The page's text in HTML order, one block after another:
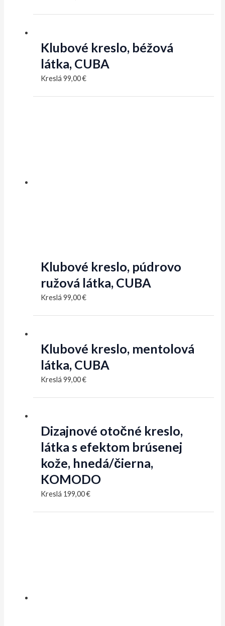
Klubové kreslo, béžová
látka, CUBA
Kreslá 99,00€
Klubové kreslo, púdrovo
ružová látka, CUBA
Kreslá 99,00€
Klubové kreslo, mentolová
látka, CUBA
Kreslá 99,00€
Dizajnové otočné kreslo,
látka s efektom brúsenej
kože, hnedá/čierna,
KOMODO
Kreslá 199,00€